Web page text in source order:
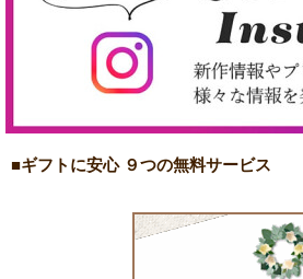
■ギフトに安心 ９つの無料サービス